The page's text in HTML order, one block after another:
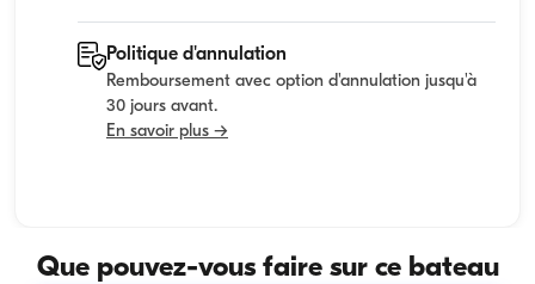
Politique d'annulation
Remboursement avec option d'annulation jusqu'à
30 jours avant.
En savoir plus →
Que pouvez-vous faire sur ce bateau